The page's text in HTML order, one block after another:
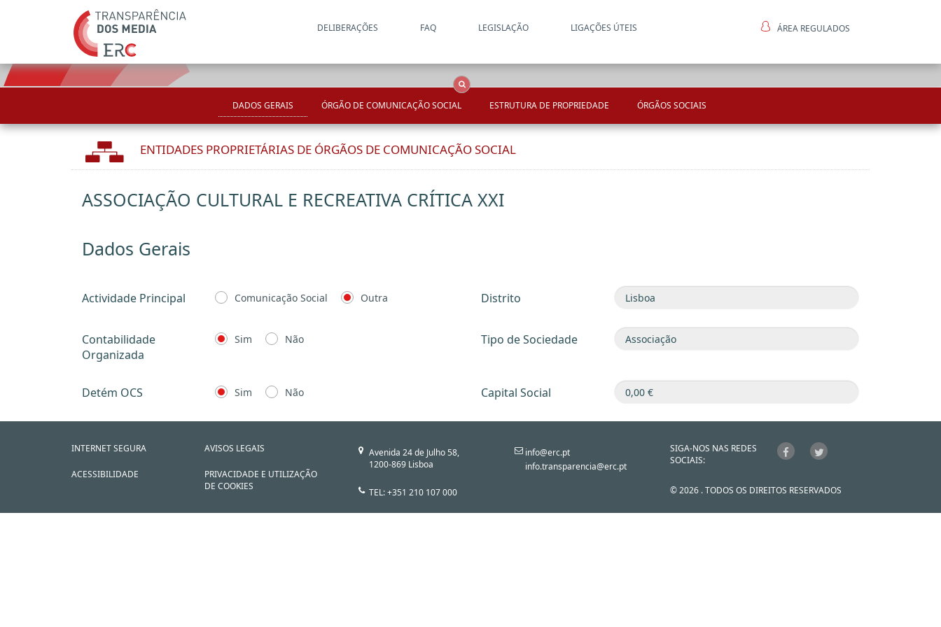
DELIBERAÇÕES FAQ LEGISLAÇÃO LIGAÇÕES ÚTEIS ÁREA REGULADOS
DADOS GERAIS ÓRGÃO DE COMUNICAÇÃO SOCIAL ESTRUTURA DE PROPRIEDADE ÓRGÃOS SOCIAIS
ENTIDADES PROPRIETÁRIAS DE ÓRGÃOS DE COMUNICAÇÃO SOCIAL
ASSOCIAÇÃO CULTURAL E RECREATIVA CRÍTICA XXI
Dados Gerais
Actividade Principal Comunicação Social Outra Distrito
Contabilidade
Organizada
Sim Não Tipo de Sociedade
Detém OCS Sim Não Capital Social
INTERNET SEGURA
ACESSIBILIDADE
AVISOS LEGAIS
PRIVACIDADE E UTILIZAÇÃO
DE COOKIES
Avenida 24 de Julho 58,
1200-869 Lisboa
TEL: +351 210 107 000
info@erc.pt
info.transparencia@erc.pt
SIGA-NOS NAS REDES
SOCIAIS:
© 2026 . TODOS OS DIREITOS RESERVADOS